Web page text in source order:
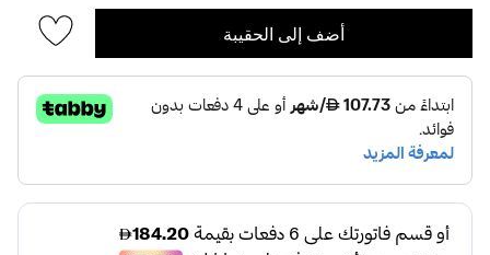
أضف إلى الحقيبة